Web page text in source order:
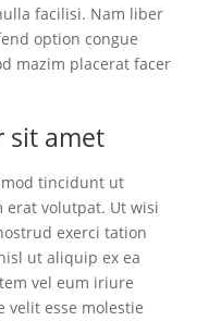
facilisi. Nam liber
option congue
mazim placerat facer
sit amet
tincidunt ut
erat volutpat. Ut wisi
exerci tation
ut aliquip ex ea
vel eum iriure
esse molestie